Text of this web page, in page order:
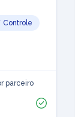
Controle
parceiro